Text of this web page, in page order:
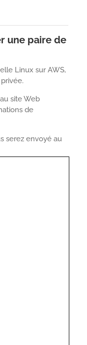
une paire de
Linux sur AWS,
site Web
de
serez envoyé au